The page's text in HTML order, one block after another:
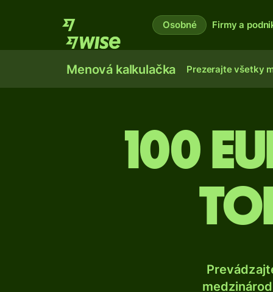
Osobné Firmy a
Menová kalkulačka Prezerajte všetky
100